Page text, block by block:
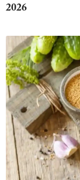
2026